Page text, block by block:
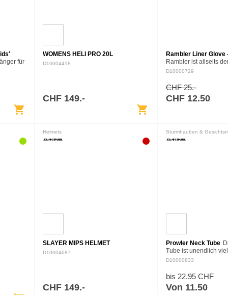
für
Unsere
shopping_cart
WOMENS HELI PRO 20L
D10004418
CHF 149.-
shopping_cart
Rambler Liner Glove
Rambler ist allseits
der Leder-Chopper
Feuchtigkeit
D10000729
CHF 25.-
CHF 12.50
Helmets
SLAYER MIPS HELMET
D10004687
CHF 149.-
Sturmhauben &
Prowler Neck Tube
Tube ist unendlich
einlagige Schicht des
kann als Tube um
D10000833
bis 22.95 CHF
Von 11.50